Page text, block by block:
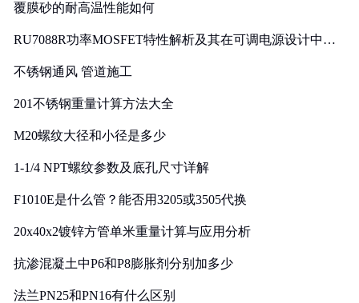
覆膜砂的耐高温性能如何
RU7088R功率MOSFET特性解析及其在可调电源设计中的
不锈钢通风 管道施工
201不锈钢重量计算方法大全
M20螺纹大径和小径是多少
1-1/4 NPT螺纹参数及底孔尺寸详解
F1010E是什么管？能否用3205或3505代换
20x40x2镀锌方管单米重量计算与应用分析
抗渗混凝土中P6和P8膨胀剂分别加多少
法兰PN25和PN16有什么区别